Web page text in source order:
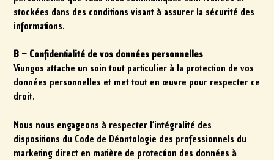
stockées dans des conditions visant à assurer la sécurité des
informations.
B – Confidentialité de vos données personnelles
Viungos attache un soin tout particulier à la protection de vos
données personnelles et met tout en œuvre pour respecter ce
droit.
Nous nous engageons à respecter l’intégralité des
dispositions du Code de Déontologie des professionnels du
marketing direct en matière de protection des données à